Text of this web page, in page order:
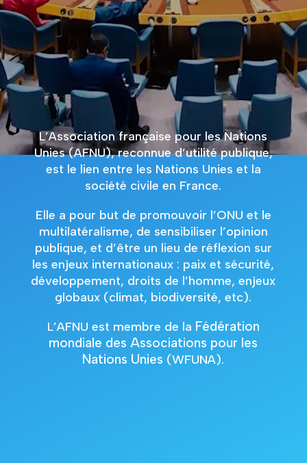
À LA UNE ↓
L’Association française pour les Nations
Unies (AFNU), reconnue d’utilité publique,
est le lien entre les Nations Unies et la
société civile en France.
Elle a pour but de promouvoir l’ONU et le
multilatéralisme, de sensibiliser l’opinion
publique, et d’être un lieu de réflexion sur
les enjeux internationaux : paix et sécurité,
développement, droits de l’homme, enjeux
globaux (climat, biodiversité, etc).
L’AFNU est membre de la Fédération
mondiale des Associations pour les
Nations Unies (WFUNA).